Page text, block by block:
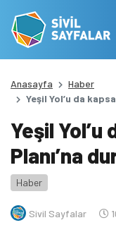
Anasayfa
Haber
Yeşil Yol’u da
Yeşil Yol’u
Planı’na
Haber
Sivil Sayfalar